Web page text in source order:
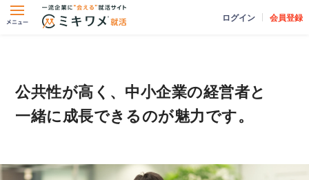
ログイン 会員登録
公共性が高く、中小企業の経営者と
一緒に成長できるのが魅力です。